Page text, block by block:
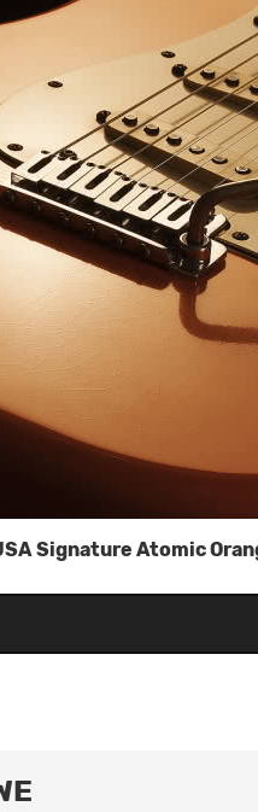
Signature Atomic